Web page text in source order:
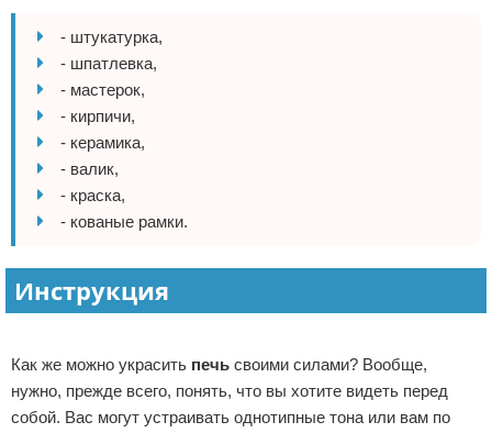
- штукатурка,
- шпатлевка,
- мастерок,
- кирпичи,
- керамика,
- валик,
- краска,
- кованые рамки.
Инструкция
Как же можно украсить печь своими силами? Вообще,
нужно, прежде всего, понять, что вы хотите видеть перед
собой. Вас могут устраивать однотипные тона или вам по